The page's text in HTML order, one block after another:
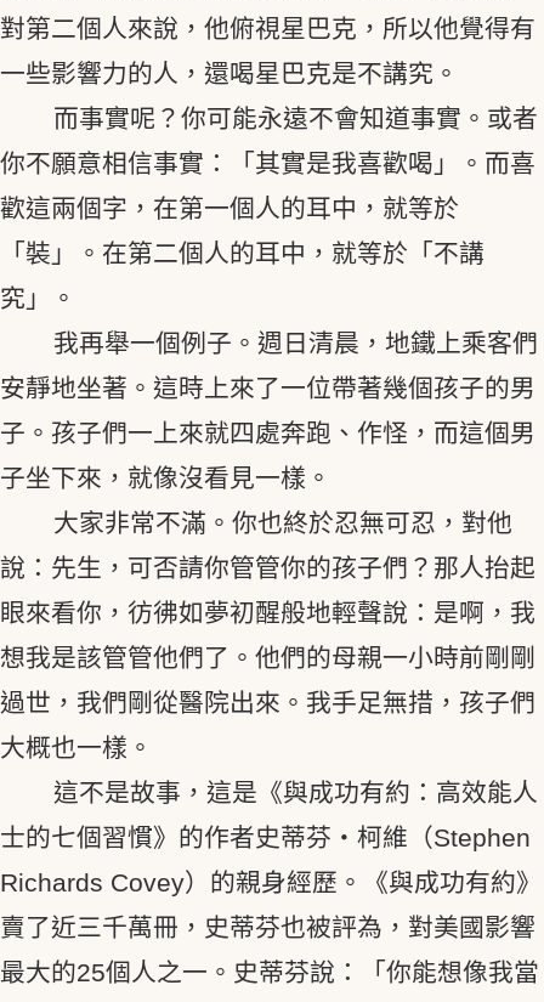
對第二個人來說，他俯視星巴克，所以他覺得有
一些影響力的人，還喝星巴克是不講究。
而事實呢？你可能永遠不會知道事實。或者
你不願意相信事實：「其實是我喜歡喝」。而喜
歡這兩個字，在第一個人的耳中，就等於
「裝」。在第二個人的耳中，就等於「不講
究」。
我再舉一個例子。週日清晨，地鐵上乘客們
安靜地坐著。這時上來了一位帶著幾個孩子的男
子。孩子們一上來就四處奔跑、作怪，而這個男
子坐下來，就像沒看見一樣。
大家非常不滿。你也終於忍無可忍，對他
說：先生，可否請你管管你的孩子們？那人抬起
眼來看你，彷彿如夢初醒般地輕聲說：是啊，我
想我是該管管他們了。他們的母親一小時前剛剛
過世，我們剛從醫院出來。我手足無措，孩子們
大概也一樣。
這不是故事，這是《與成功有約：高效能人
士的七個習慣》的作者史蒂芬・柯維（Stephen
Richards Covey）的親身經歷。《與成功有約》
賣了近三千萬冊，史蒂芬也被評為，對美國影響
最大的25個人之一。史蒂芬說：「你能想像我當